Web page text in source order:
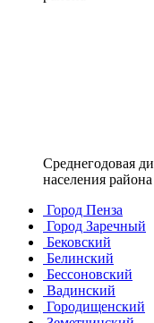
Среднегодовая
населения
Город Пенза
Город Заречный
Бековский
Белинский
Бессоновский
Вадинский
Городищенский